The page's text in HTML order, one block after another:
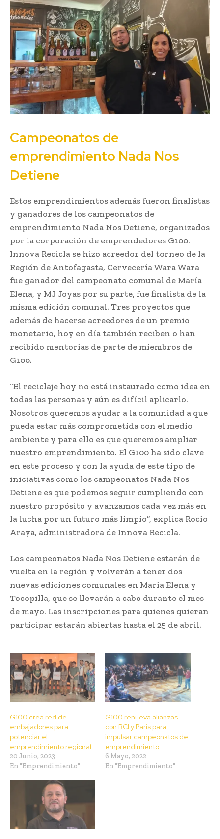
Campeonatos de
emprendimiento Nada Nos
Detiene
Estos emprendimientos además fueron finalistas
y ganadores de los campeonatos de
emprendimiento Nada Nos Detiene, organizados
por la corporación de emprendedores G100.
Innova Recicla se hizo acreedor del torneo de la
Región de Antofagasta, Cervecería Wara Wara
fue ganador del campeonato comunal de María
Elena, y MJ Joyas por su parte, fue finalista de la
misma edición comunal. Tres proyectos que
además de hacerse acreedores de un premio
monetario, hoy en día también reciben o han
recibido mentorías de parte de miembros de
G100.
“El reciclaje hoy no está instaurado como idea en
todas las personas y aún es difícil aplicarlo.
Nosotros queremos ayudar a la comunidad a que
pueda estar más comprometida con el medio
ambiente y para ello es que queremos ampliar
nuestro emprendimiento. El G100 ha sido clave
en este proceso y con la ayuda de este tipo de
iniciativas como los campeonatos Nada Nos
Detiene es que podemos seguir cumpliendo con
nuestro propósito y avanzamos cada vez más en
la lucha por un futuro más limpio”, explica Rocío
Araya, administradora de Innova Recicla.
Los campeonatos Nada Nos Detiene estarán de
vuelta en la región y volverán a tener dos
nuevas ediciones comunales en María Elena y
Tocopilla, que se llevarán a cabo durante el mes
de mayo. Las inscripciones para quienes quieran
participar estarán abiertas hasta el 25 de abril.
G100 crea red de
embajadores para
potenciar el
emprendimiento regional
20 Junio, 2023
En "Emprendimiento"
G100 renueva alianzas
con BCI y Paris para
impulsar campeonatos de
emprendimiento
6 Mayo, 2022
En "Emprendimiento"